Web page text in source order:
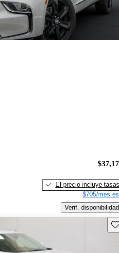
El precio incluye tasas
$705/mes
Verif. disponibilidad